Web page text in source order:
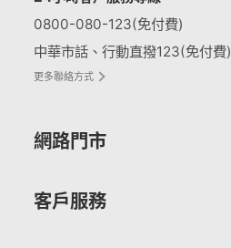
0800-080-123(免付費)
中華市話、行動直撥123(免付費)
更多聯絡方式
網路門市
客戶服務